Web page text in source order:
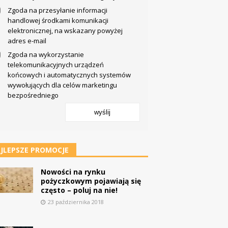
Zgoda na przesyłanie informacji
handlowej środkami komunikacji
elektronicznej, na wskazany powyżej
adres e-mail
Zgoda na wykorzystanie
telekomunikacyjnych urządzeń
końcowych i automatycznych systemów
wywołujących dla celów marketingu
bezpośredniego
wyślij
PROMOCJE
Nowości na rynku
pożyczkowym pojawiają się
często – poluj na nie!
23 października 2018